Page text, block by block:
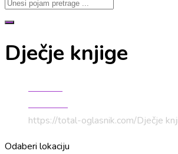
Dječje knjige
https://total-oglasnik.com/Dječje
Odaberi lokaciju